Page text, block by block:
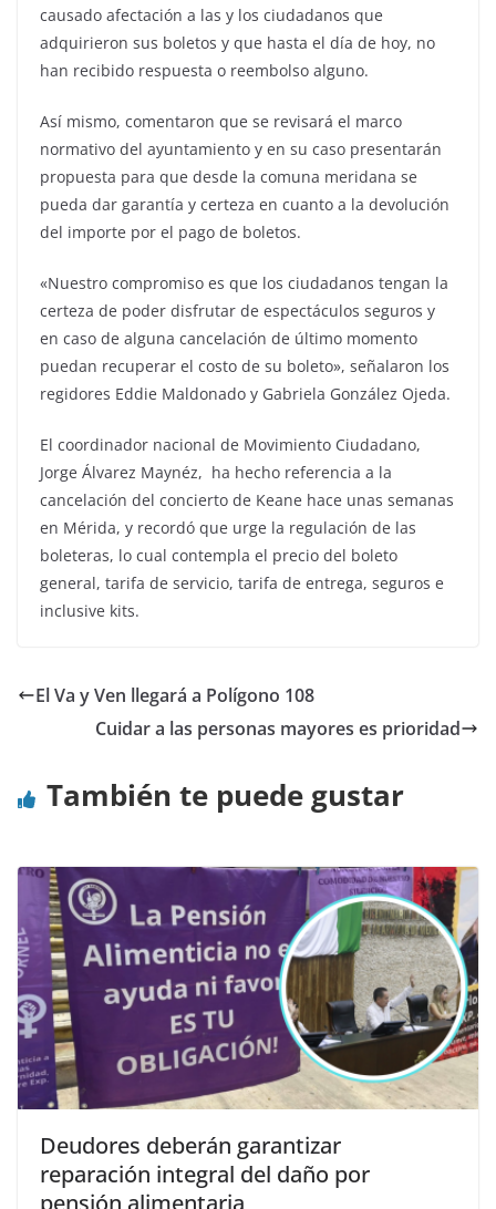
causado afectación a las y los ciudadanos que
adquirieron sus boletos y que hasta el día de hoy, no
han recibido respuesta o reembolso alguno.
Así mismo, comentaron que se revisará el marco
normativo del ayuntamiento y en su caso presentarán
propuesta para que desde la comuna meridana se
pueda dar garantía y certeza en cuanto a la devolución
del importe por el pago de boletos.
«Nuestro compromiso es que los ciudadanos tengan la
certeza de poder disfrutar de espectáculos seguros y
en caso de alguna cancelación de último momento
puedan recuperar el costo de su boleto», señalaron los
regidores Eddie Maldonado y Gabriela González Ojeda.
El coordinador nacional de Movimiento Ciudadano,
Jorge Álvarez Maynéz, ha hecho referencia a la
cancelación del concierto de Keane hace unas semanas
en Mérida, y recordó que urge la regulación de las
boleteras, lo cual contempla el precio del boleto
general, tarifa de servicio, tarifa de entrega, seguros e
inclusive kits.
El Va y Ven llegará a Polígono 108
Cuidar a las personas mayores es prioridad
También te puede gustar
Deudores deberán garantizar
reparación integral del daño por
pensión alimentaria